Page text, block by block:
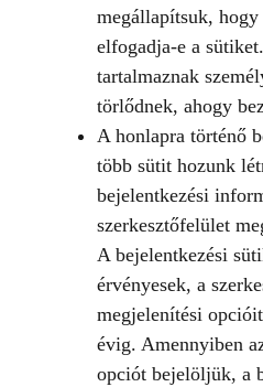
megállapítsuk, hogy
elfogadja-e a
tartalmaznak
törlődnek, ahogy
A honlapra történő
több sütit hozunk
bejelentkezési
szerkesztőfelület
A bejelentkezési
érvényesek, a
megjelenítési
évig. Amennyiben
opciót bejelöljük, a